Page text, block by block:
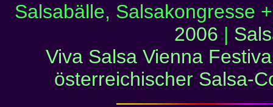
Salsabälle, Salsakongresse
2006 |
Viva Salsa Vienna
österreichischer Salsa-